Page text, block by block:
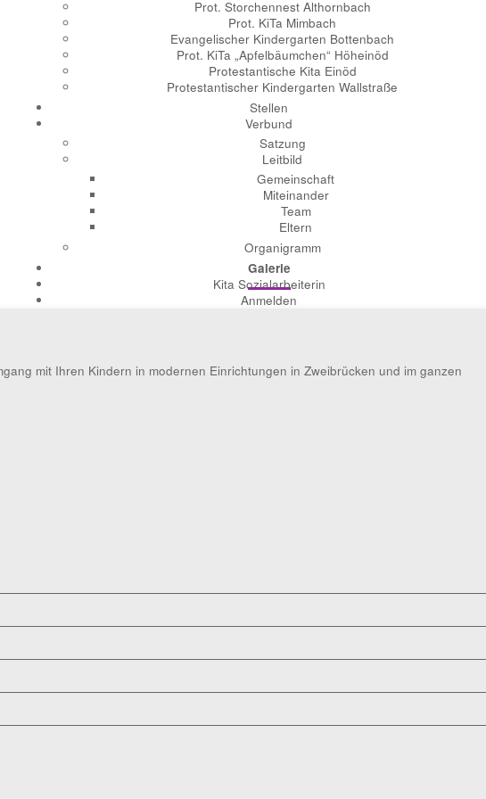
Prot. Storchennest Althornbach
Prot. KiTa Mimbach
Evangelischer Kindergarten Bottenbach
Prot. KiTa „Apfelbäumchen“ Höheinöd
Protestantische Kita Einöd
Protestantischer Kindergarten Wallstraße
Stellen
Verbund
Satzung
Leitbild
Gemeinschaft
Miteinander
Team
Eltern
Organigramm
Galerie
Kita Sozialarbeiterin
Anmelden
mit Ihren Kindern in modernen Einrichtungen in Zweibrücken und im ganzen